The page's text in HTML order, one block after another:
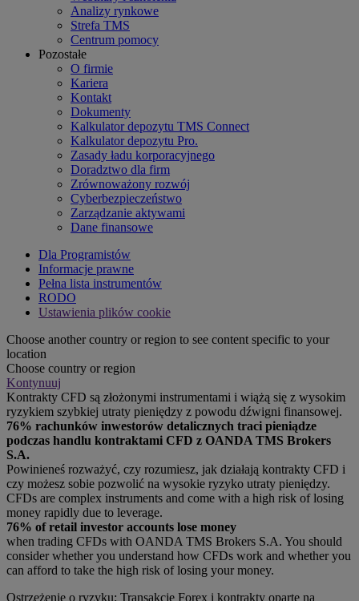
Analizy rynkowe
Strefa TMS
Centrum pomocy
Pozostałe
O firmie
Kariera
Kontakt
Dokumenty
Kalkulator depozytu TMS Connect
Kalkulator depozytu Pro.
Zasady ładu korporacyjnego
Doradztwo dla firm
Zrównoważony rozwój
Cyberbezpieczeństwo
Zarządzanie aktywami
Dane finansowe
Dla Programistów
Informacje prawne
Pełna lista instrumentów
RODO
Ustawienia plików cookie
Choose another country or region to see content specific to your
location
Choose country or region
Kontynuuj
Kontrakty CFD są złożonymi instrumentami i wiążą się z wysokim
ryzykiem szybkiej utraty pieniędzy z powodu dźwigni finansowej.
76% rachunków inwestorów detalicznych traci pieniądze
podczas handlu kontraktami CFD z OANDA TMS Brokers
S.A.
Powinieneś rozważyć, czy rozumiesz, jak działają kontrakty CFD i
czy możesz sobie pozwolić na wysokie ryzyko utraty pieniędzy.
CFDs are complex instruments and come with a high risk of losing
money rapidly due to leverage.
76% of retail investor accounts lose money
when trading CFDs with OANDA TMS Brokers S.A. You should
consider whether you understand how CFDs work and whether you
can afford to take the high risk of losing your money.
Ostrzeżenie o ryzyku: Transakcje Forex i kontrakty oparte na